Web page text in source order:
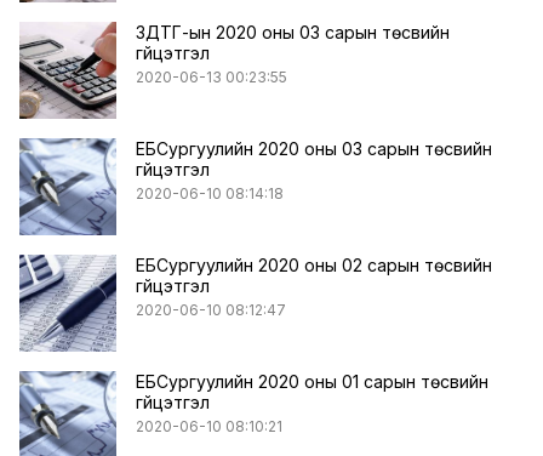
ЗДТГ-ын 2020 оны 03 сарын төсвийн
гүйцэтгэл
2020-06-13 00:23:55
ЕБСургуулийн 2020 оны 03 сарын төсвийн
гүйцэтгэл
2020-06-10 08:14:18
ЕБСургуулийн 2020 оны 02 сарын төсвийн
гүйцэтгэл
2020-06-10 08:12:47
ЕБСургуулийн 2020 оны 01 сарын төсвийн
гүйцэтгэл
2020-06-10 08:10:21